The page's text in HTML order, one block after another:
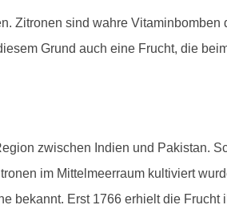
Zitronen sind wahre
Grund auch eine Frucht, die
zwischen Indien und Pakistan.
im Mittelmeerraum kultiviert
bekannt. Erst 1766 erhielt die